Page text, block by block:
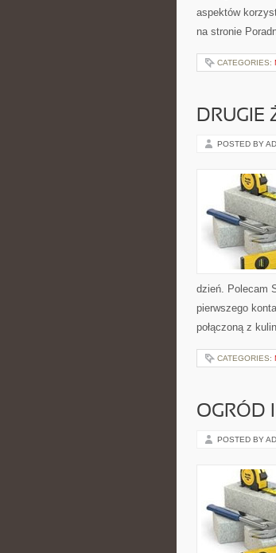
aspektów
na stronie
CATEGORIES:
DRUGIE
POSTED BY
dzień. Polecam
pierwszego
połączoną z
CATEGORIES:
OGRÓD
POSTED BY